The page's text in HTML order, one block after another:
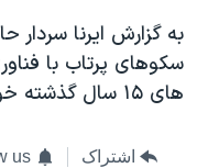
اسرائیل در جنگ
نرگس محمدی برنده
همایش محافظه‌کاران
صفحه‌های ویژه
به گزارش ايرنا سردار
سکوهای پرتاب با
های ۱۵ سال گذشته خواند، خبر داده است.
اشتراک us